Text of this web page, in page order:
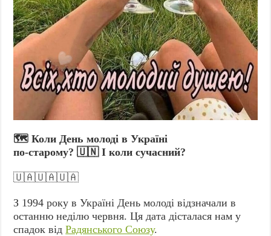
🗺️ Коли День молоді в Україні
по-старому? 🇺🇳 І коли сучасний?
🇺🇦🇺🇦🇺🇦
З 1994 року в Україні День молоді відзначали в
останню неділю червня. Ця дата дісталася нам у
спадок відРадянського Союзу.